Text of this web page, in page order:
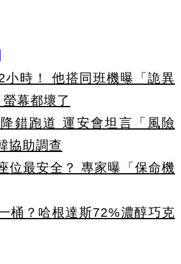
小時！ 他搭同班機曝「詭異
幕都壞了
錯跑道 運安會坦言「風險
協助調查
位最安全？ 專家曝「保命機
桶？哈根達斯72%濃醇巧克